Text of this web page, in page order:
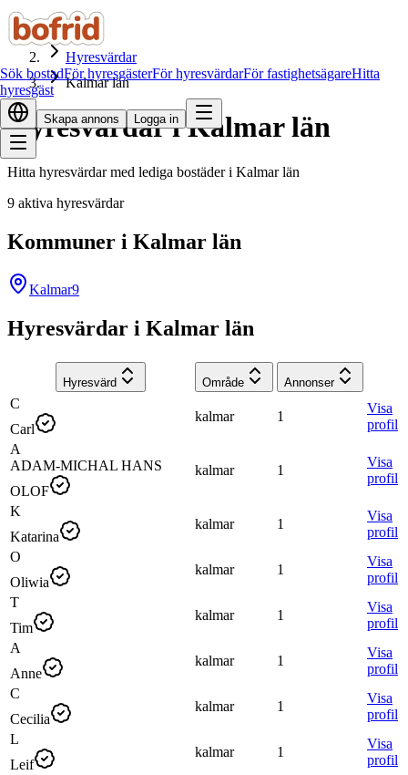
Sök bostadFör hyresgästerFör hyresvärdarFör fastighetsägareHitta
hyresgäst
Skapa annons Logga in
Hem
Hyresvärdar
Kalmar län
Hyresvärdar i Kalmar län
Hitta hyresvärdar med lediga bostäder i Kalmar län
9 aktiva hyresvärdar
Kommuner i Kalmar län
Kalmar9
Hyresvärdar i Kalmar län
Hyresvärd Område Annonser
C
Carl
kalmar 1
Visa
profil
A
ADAM-MICHAL HANS
OLOF
kalmar 1
Visa
profil
K
Katarina
kalmar 1
Visa
profil
O
Oliwia
kalmar 1
Visa
profil
T
Tim
kalmar 1
Visa
profil
A
Anne
kalmar 1
Visa
profil
C
Cecilia
kalmar 1
Visa
profil
L
Leif
kalmar 1
Visa
profil